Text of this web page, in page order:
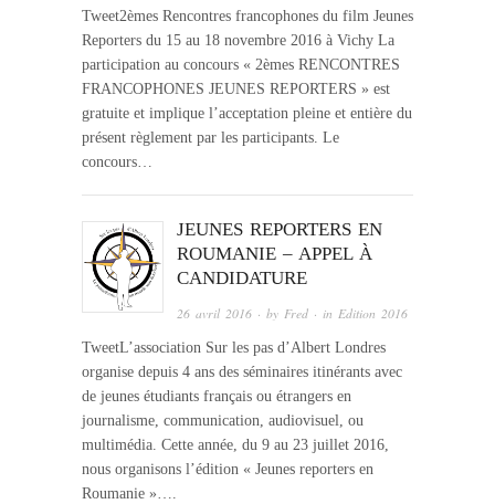
Tweet2èmes Rencontres francophones du film Jeunes
Reporters du 15 au 18 novembre 2016 à Vichy La
participation au concours « 2èmes RENCONTRES
FRANCOPHONES JEUNES REPORTERS » est
gratuite et implique l’acceptation pleine et entière du
présent règlement par les participants. Le
concours…
JEUNES REPORTERS EN
ROUMANIE – APPEL À
CANDIDATURE
26 avril 2016 · by Fred · in Edition 2016
TweetL’association Sur les pas d’Albert Londres
organise depuis 4 ans des séminaires itinérants avec
de jeunes étudiants français ou étrangers en
journalisme, communication, audiovisuel, ou
multimédia. Cette année, du 9 au 23 juillet 2016,
nous organisons l’édition « Jeunes reporters en
Roumanie »….